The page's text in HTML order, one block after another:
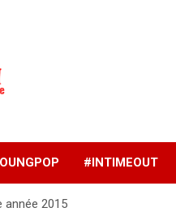
rock pop
#INTIMEOUT
année 2015